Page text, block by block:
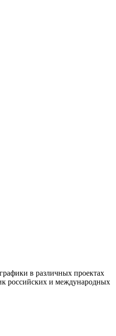
в различных проектах
российских и международных